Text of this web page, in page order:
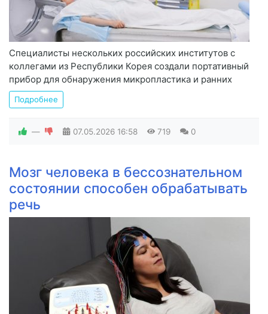
Специалисты нескольких российских институтов с
коллегами из Республики Корея создали портативный
прибор для обнаружения микропластика и ранних
Подробнее
— 07.05.2026 16:58 719 0
Мозг человека в бессознательном
состоянии способен обрабатывать
речь